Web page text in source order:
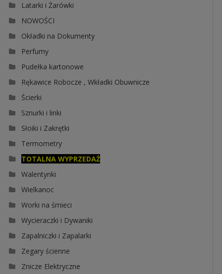
Latarki i Żarówki
NOWOŚCI
Okładki na Dokumenty
Perfumy
Pudełka kartonowe
Rękawice Robocze , Wkładki Obuwnicze
Ścierki
Sznurki i linki
Słoiki i Zakrętki
Termometry
TOTALNA WYPRZEDAŻ
Walentynki
Wielkanoc
Worki na śmieci
Wycieraczki i Dywaniki
Zapalniczki i Zapalarki
Zegary ścienne
Znicze Elektryczne